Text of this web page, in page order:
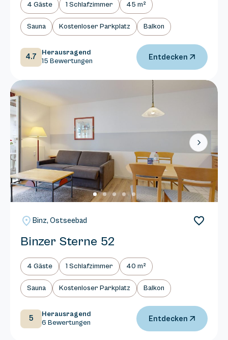
4 Gäste 1 Schlafzimmer 45 m²
Sauna Kostenloser Parkplatz Balkon
4.7
Herausragend
15 Bewertungen
Entdecken
Next
Binz, Ostseebad
Binzer Sterne 52
4 Gäste 1 Schlafzimmer 40 m²
Sauna Kostenloser Parkplatz Balkon
5
Herausragend
6 Bewertungen
Entdecken